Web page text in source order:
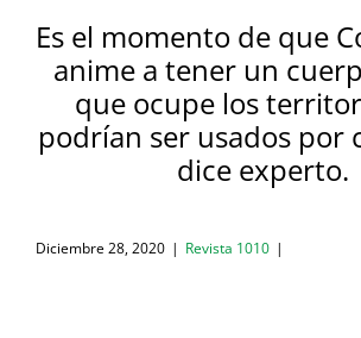
Es el momento de que
anime a tener un
que ocupe los
podrían ser usados por
dice experto.
Diciembre 28, 2020 | Revista 1010 |